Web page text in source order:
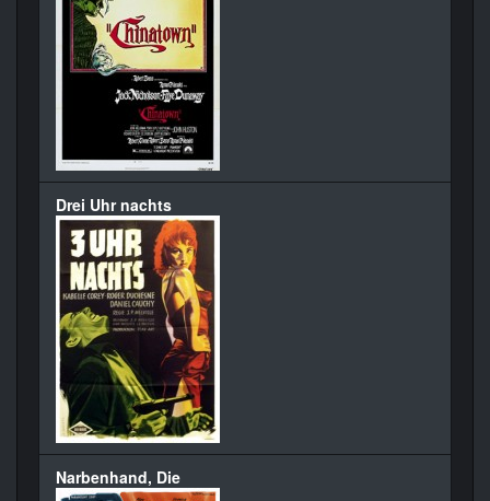
Drei Uhr nachts
Narbenhand, Die